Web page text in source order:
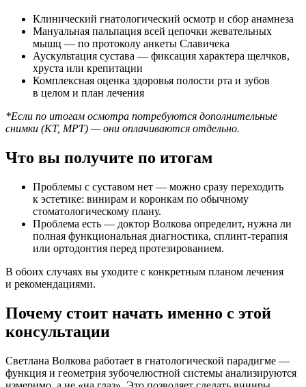
Клинический гнатологический осмотр и сбор анамнеза
Мануальная пальпация всей цепочки жевательных
мышц — по протоколу анкеты Славичека
Аускультация сустава — фиксация характера щелчков,
хруста или крепитации
Комплексная оценка здоровья полости рта и зубов
в целом и план лечения
*Если по итогам осмотра потребуются дополнительные
снимки (КТ, МРТ) — они оплачиваются отдельно.
Что вы получите по итогам
Проблемы с суставом нет — можно сразу переходить
к эстетике: винирам и коронкам по обычному
стоматологическому плану.
Проблема есть — доктор Волкова определит, нужна ли
полная функциональная диагностика, сплинт-терапия
или ортодонтия перед протезированием.
В обоих случаях вы уходите с конкретным планом лечения
и рекомендациями.
Почему стоит начать именно с этой
консультации
Светлана Волкова работает в гнатологической парадигме —
функция и геометрия зубочелюстной системы анализируются